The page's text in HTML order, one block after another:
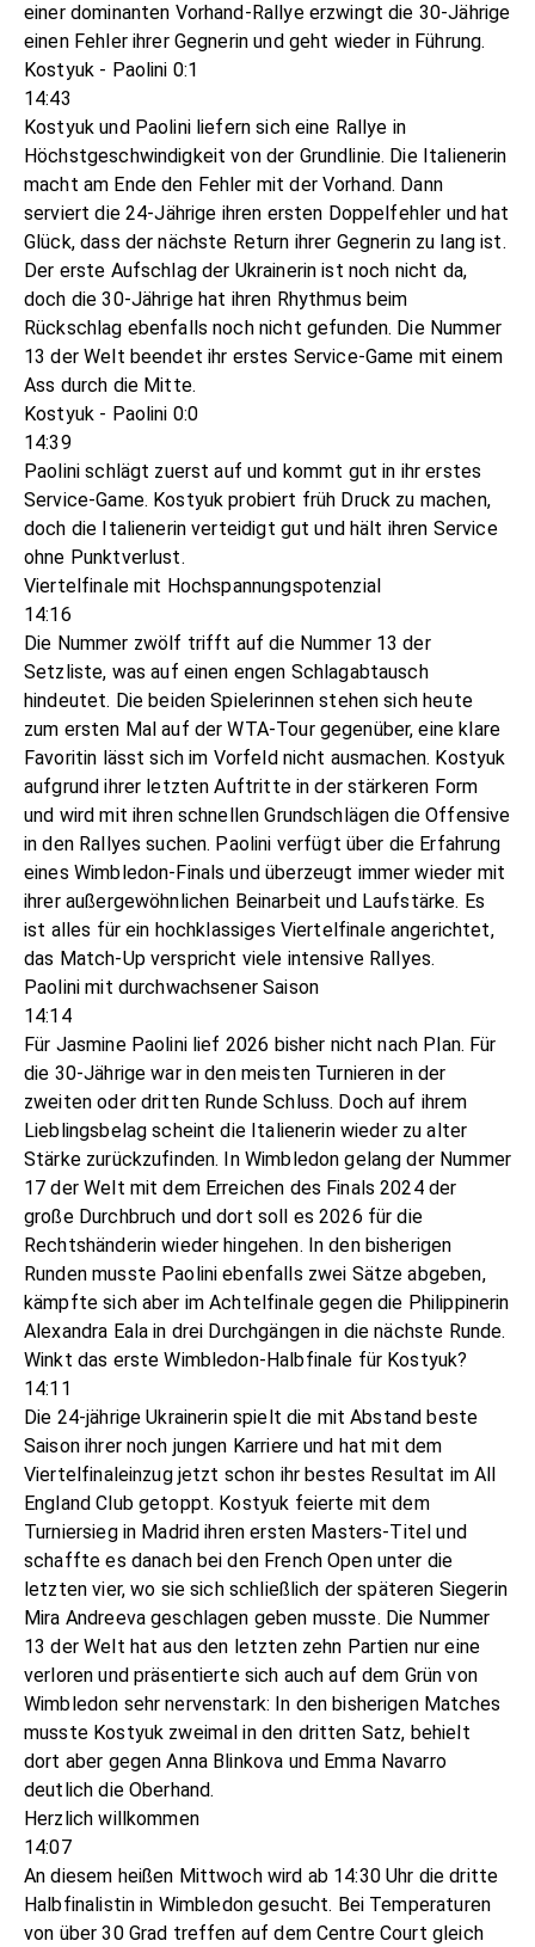
einer dominanten Vorhand-Rallye erzwingt die 30-Jährige
einen Fehler ihrer Gegnerin und geht wieder in Führung.
Kostyuk - Paolini 0:1
14:43
Kostyuk und Paolini liefern sich eine Rallye in
Höchstgeschwindigkeit von der Grundlinie. Die Italienerin
macht am Ende den Fehler mit der Vorhand. Dann
serviert die 24-Jährige ihren ersten Doppelfehler und hat
Glück, dass der nächste Return ihrer Gegnerin zu lang ist.
Der erste Aufschlag der Ukrainerin ist noch nicht da,
doch die 30-Jährige hat ihren Rhythmus beim
Rückschlag ebenfalls noch nicht gefunden. Die Nummer
13 der Welt beendet ihr erstes Service-Game mit einem
Ass durch die Mitte.
Kostyuk - Paolini 0:0
14:39
Paolini schlägt zuerst auf und kommt gut in ihr erstes
Service-Game. Kostyuk probiert früh Druck zu machen,
doch die Italienerin verteidigt gut und hält ihren Service
ohne Punktverlust.
Viertelfinale mit Hochspannungspotenzial
14:16
Die Nummer zwölf trifft auf die Nummer 13 der
Setzliste, was auf einen engen Schlagabtausch
hindeutet. Die beiden Spielerinnen stehen sich heute
zum ersten Mal auf der WTA-Tour gegenüber, eine klare
Favoritin lässt sich im Vorfeld nicht ausmachen. Kostyuk
aufgrund ihrer letzten Auftritte in der stärkeren Form
und wird mit ihren schnellen Grundschlägen die Offensive
in den Rallyes suchen. Paolini verfügt über die Erfahrung
eines Wimbledon-Finals und überzeugt immer wieder mit
ihrer außergewöhnlichen Beinarbeit und Laufstärke. Es
ist alles für ein hochklassiges Viertelfinale angerichtet,
das Match-Up verspricht viele intensive Rallyes.
Paolini mit durchwachsener Saison
14:14
Für Jasmine Paolini lief 2026 bisher nicht nach Plan. Für
die 30-Jährige war in den meisten Turnieren in der
zweiten oder dritten Runde Schluss. Doch auf ihrem
Lieblingsbelag scheint die Italienerin wieder zu alter
Stärke zurückzufinden. In Wimbledon gelang der Nummer
17 der Welt mit dem Erreichen des Finals 2024 der
große Durchbruch und dort soll es 2026 für die
Rechtshänderin wieder hingehen. In den bisherigen
Runden musste Paolini ebenfalls zwei Sätze abgeben,
kämpfte sich aber im Achtelfinale gegen die Philippinerin
Alexandra Eala in drei Durchgängen in die nächste Runde.
Winkt das erste Wimbledon-Halbfinale für Kostyuk?
14:11
Die 24-jährige Ukrainerin spielt die mit Abstand beste
Saison ihrer noch jungen Karriere und hat mit dem
Viertelfinaleinzug jetzt schon ihr bestes Resultat im All
England Club getoppt. Kostyuk feierte mit dem
Turniersieg in Madrid ihren ersten Masters-Titel und
schaffte es danach bei den French Open unter die
letzten vier, wo sie sich schließlich der späteren Siegerin
Mira Andreeva geschlagen geben musste. Die Nummer
13 der Welt hat aus den letzten zehn Partien nur eine
verloren und präsentierte sich auch auf dem Grün von
Wimbledon sehr nervenstark: In den bisherigen Matches
musste Kostyuk zweimal in den dritten Satz, behielt
dort aber gegen Anna Blinkova und Emma Navarro
deutlich die Oberhand.
Herzlich willkommen
14:07
An diesem heißen Mittwoch wird ab 14:30 Uhr die dritte
Halbfinalistin in Wimbledon gesucht. Bei Temperaturen
von über 30 Grad treffen auf dem Centre Court gleich